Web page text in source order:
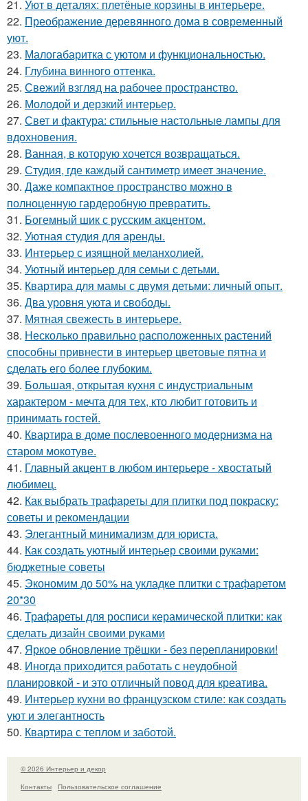
21. Уют в деталях: плетёные корзины в интерьере.
22. Преображение деревянного дома в современный
уют.
23. Малогабаритка с уютом и функциональностью.
24. Глубина винного оттенка.
25. Свежий взгляд на рабочее пространство.
26. Молодой и дерзкий интерьер.
27. Свет и фактура: стильные настольные лампы для
вдохновения.
28. Ванная, в которую хочется возвращаться.
29. Студия, где каждый сантиметр имеет значение.
30. Даже компактное пространство можно в
полноценную гардеробную превратить.
31. Богемный шик с русским акцентом.
32. Уютная студия для аренды.
33. Интерьер с изящной меланхолией.
34. Уютный интерьер для семьи с детьми.
35. Квартира для мамы с двумя детьми: личный опыт.
36. Два уровня уюта и свободы.
37. Мятная свежесть в интерьере.
38. Несколько правильно расположенных растений
способны привнести в интерьер цветовые пятна и
сделать его более глубоким.
39. Большая, открытая кухня с индустриальным
характером - мечта для тех, кто любит готовить и
принимать гостей.
40. Квартира в доме послевоенного модернизма на
старом мокотуве.
41. Главный акцент в любом интерьере - хвостатый
любимец.
42. Как выбрать трафареты для плитки под покраску:
советы и рекомендации
43. Элегантный минимализм для юриста.
44. Как создать уютный интерьер своими руками:
бюджетные советы
45. Экономим до 50% на укладке плитки с трафаретом
20*30
46. Трафареты для росписи керамической плитки: как
сделать дизайн своими руками
47. Яркое обновление трёшки - без перепланировки!
48. Иногда приходится работать с неудобной
планировкой - и это отличный повод для креатива.
49. Интерьер кухни во французском стиле: как создать
уют и элегантность
50. Квартира с теплом и заботой.
© 2026 Интерьер и декор
Контакты
Пользовательское соглашение